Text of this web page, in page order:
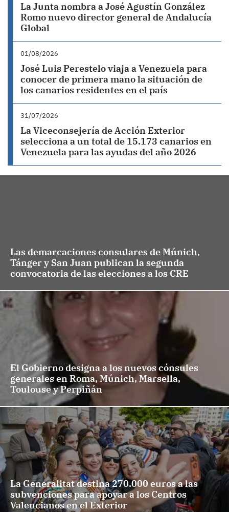
La Junta nombra a José Agustín González
Romo nuevo director general de Andalucía
Global
01/08/2026
José Luis Perestelo viaja a Venezuela para
conocer de primera mano la situación de
los canarios residentes en el país
31/07/2026
La Viceconsejería de Acción Exterior
selecciona a un total de 15.173 canarios en
Venezuela para las ayudas del año 2026
Las demarcaciones consulares de Múnich,
Tánger y San Juan publican la segunda
convocatoria de las elecciones a los CRE
El Gobierno designa a los nuevos cónsules
generales en Roma, Múnich, Marsella,
Toulouse y Perpiñán
La Generalitat destina 270.000 euros a las
subvenciones para apoyar a los Centros
Valencianos en el Exterior